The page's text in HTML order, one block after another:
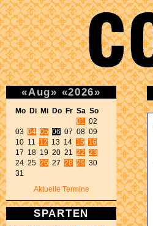
«Aug» «2026»
Mo Di Mi Do Fr Sa So
01
02
03 04 05 06 07 08 09
10 11 12 13 14 15
16
17 18 19 20 21 22 23
24 25 26 27 28 29 30
31
Aktuelle Termine
SPARTEN